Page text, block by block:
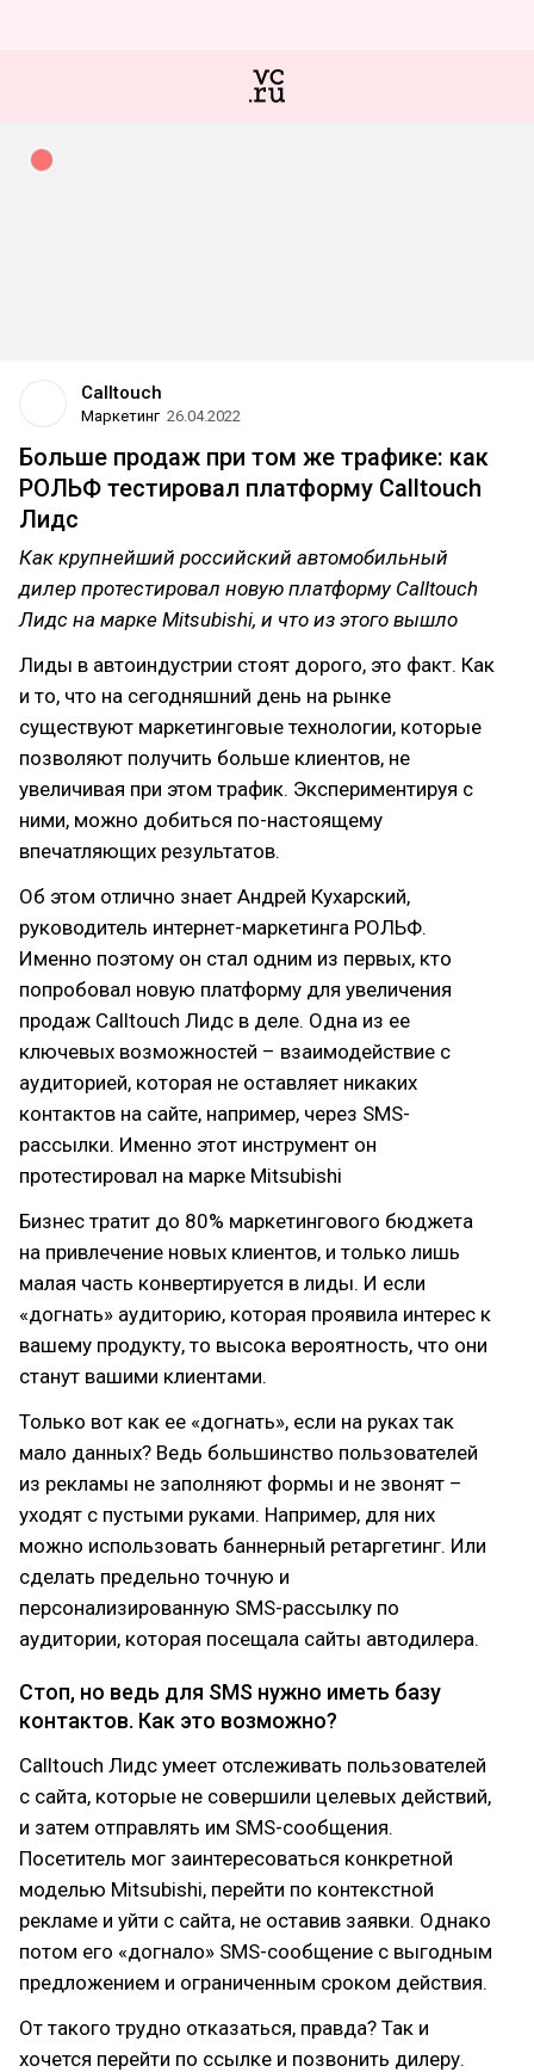
Calltouch
Маркетинг 26.04.2022
Больше продаж при том же трафике: как
РОЛЬФ тестировал платформу Calltouch
Лидс
Как крупнейший российский автомобильный
дилер протестировал новую платформу Calltouch
Лидс на марке Mitsubishi, и что из этого вышло
Лиды в автоиндустрии стоят дорого, это факт. Как
и то, что на сегодняшний день на рынке
существуют маркетинговые технологии, которые
позволяют получить больше клиентов, не
увеличивая при этом трафик. Экспериментируя с
ними, можно добиться по-настоящему
впечатляющих результатов.
Об этом отлично знает Андрей Кухарский,
руководитель интернет-маркетинга РОЛЬФ.
Именно поэтому он стал одним из первых, кто
попробовал новую платформу для увеличения
продаж Calltouch Лидс в деле. Одна из ее
ключевых возможностей – взаимодействие с
аудиторией, которая не оставляет никаких
контактов на сайте, например, через SMS-
рассылки. Именно этот инструмент он
протестировал на марке Mitsubishi
Бизнес тратит до 80% маркетингового бюджета
на привлечение новых клиентов, и только лишь
малая часть конвертируется в лиды. И если
«догнать» аудиторию, которая проявила интерес к
вашему продукту, то высока вероятность, что они
станут вашими клиентами.
Только вот как ее «догнать», если на руках так
мало данных? Ведь большинство пользователей
из рекламы не заполняют формы и не звонят –
уходят с пустыми руками. Например, для них
можно использовать баннерный ретаргетинг. Или
сделать предельно точную и
персонализированную SMS-рассылку по
аудитории, которая посещала сайты автодилера.
Стоп, но ведь для SMS нужно иметь базу
контактов. Как это возможно?
Calltouch Лидс умеет отслеживать пользователей
с сайта, которые не совершили целевых действий,
и затем отправлять им SMS-сообщения.
Посетитель мог заинтересоваться конкретной
моделью Mitsubishi, перейти по контекстной
рекламе и уйти с сайта, не оставив заявки. Однако
потом его «догнало» SMS-сообщение с выгодным
предложением и ограниченным сроком действия.
От такого трудно отказаться, правда? Так и
хочется перейти по ссылке и позвонить дилеру.